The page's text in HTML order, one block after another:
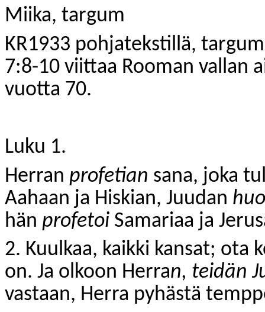
Miika, targum
KR1933 pohjatekstillä,
7:8-10 viittaa Rooman vallan
vuotta 70.
Luku 1.
Herran profetian sana, joka
Aahaan ja Hiskian, Juudan
hän profetoi Samariaa ja
2. Kuulkaa, kaikki kansat; ota
on. Ja olkoon Herran, teidän
vastaan, Herra pyhästä